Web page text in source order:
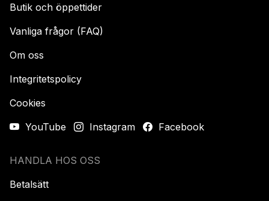
Butik och öppettider
Vanliga frågor (FAQ)
Om oss
Integritetspolicy
Cookies
YouTube
Instagram Facebook
HANDLA HOS OSS
Betalsätt